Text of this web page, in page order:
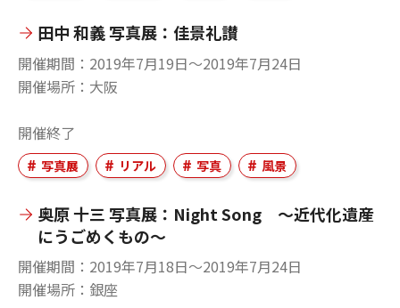
田中 和義 写真展：佳景礼讃
開催期間
2019年7月19日〜2019年7月24日
開催場所
大阪
開催終了
写真展 リアル 写真 風景
奥原 十三 写真展：Night Song ～近代化遺産
にうごめくもの～
開催期間
2019年7月18日〜2019年7月24日
開催場所
銀座